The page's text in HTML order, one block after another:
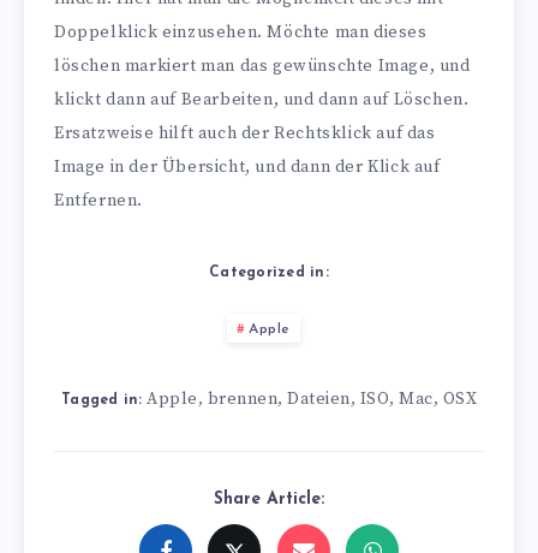
Doppelklick einzusehen. Möchte man dieses
löschen markiert man das gewünschte Image, und
klickt dann auf Bearbeiten, und dann auf Löschen.
Ersatzweise hilft auch der Rechtsklick auf das
Image in der Übersicht, und dann der Klick auf
Entfernen.
Categorized in:
Apple
Tagged in: Apple, brennen, Dateien, ISO, Mac, OSX
Share Article: